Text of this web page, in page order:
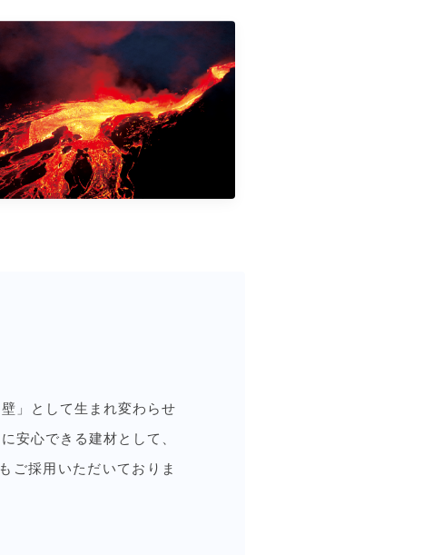
」として生まれ変わらせ
安心できる建材として、
ご採用いただいておりま